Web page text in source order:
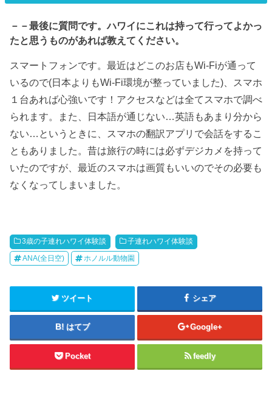
－－最後に質問です。ハワイにこれは持って行ってよかっ
たと思うものがあれば教えてください。
スマートフォンです。最近はどこのお店もWi-Fiが通って
いるので(日本よりもWi-Fi環境が整っていました)、スマホ
１台あれば心強いです！アクセスなどは全てスマホで調べ
られます。また、日本語が通じない…英語もあまり分から
ない…というときに、スマホの翻訳アプリで会話をするこ
ともありました。昔は旅行の時には必ずデジカメを持って
いたのですが、最近のスマホは画質もいいのでその必要も
なくなってしまいました。
3歳の子連れハワイ体験談
子連れハワイ体験談
ANA(全日空)
ホノルル動物園
ツイート シェア
はてブ Google+
Pocket feedly